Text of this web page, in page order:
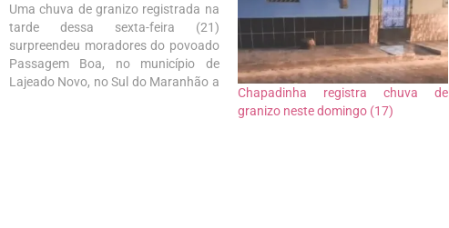
Uma chuva de granizo registrada na
tarde dessa sexta-feira (21)
surpreendeu moradores do povoado
Passagem Boa, no município de
Lajeado Novo, no Sul do Maranhão a
Chapadinha registra chuva de
granizo neste domingo (17)